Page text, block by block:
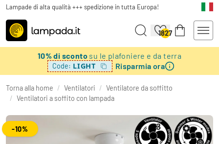
Lampade di alta qualità +++ spedizione in tutta Europa!
1827
10% di sconto su le plafoniere e da terra
Code: LIGHT Risparmia ora
Torna alla home / Ventilatori / Ventilatore da soffitto
/ Ventilatori a soffito con lampada
-10%